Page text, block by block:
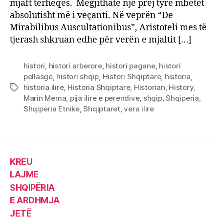
mjaft tërheqës. Megjithatë një prej tyre mbetet
absolutisht më i veçanti. Në veprën “De
Mirabilibus Auscultationibus”, Aristoteli mes të
tjerash shkruan edhe për verën e mjaltit […]
Tags
histori, histori arberore, histori pagane, histori
pellasge, histori shqip, Histori Shqiptare, historia,
historia ilire, Historia Shqiptare, Historian, History,
Marin Mema, pija ilire e perendive, shqip,Shqiperia,
Shqiperia Etnike,Shqiptaret,vera ilire
KREU
LAJME
SHQIPËRIA
E ARDHMJA
JETË